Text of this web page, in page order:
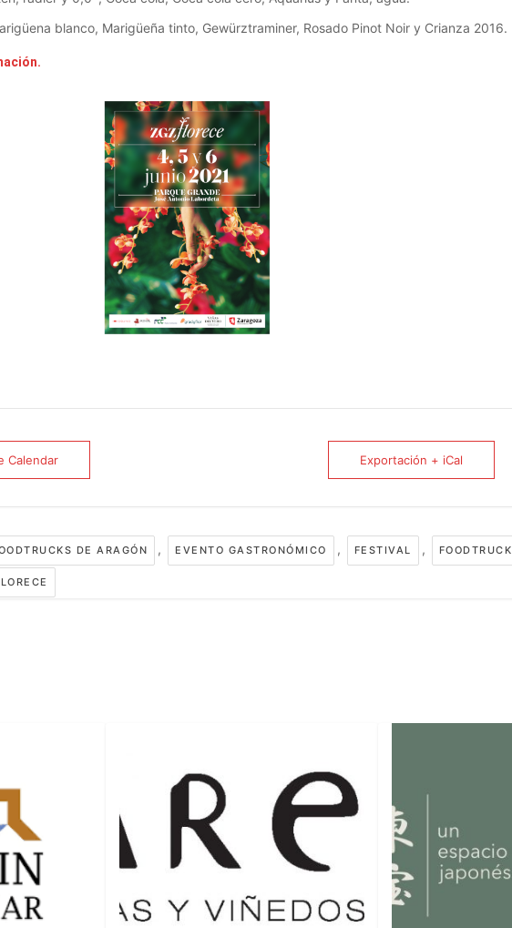
blanco, Marigüeña tinto, Gewürztraminer, Rosado Pinot Noir y Crianza 2016.
Calendar Exportación + iCal
DE ARAGÓN , EVENTO GASTRONÓMICO , FESTIVAL , FOODTRUCK